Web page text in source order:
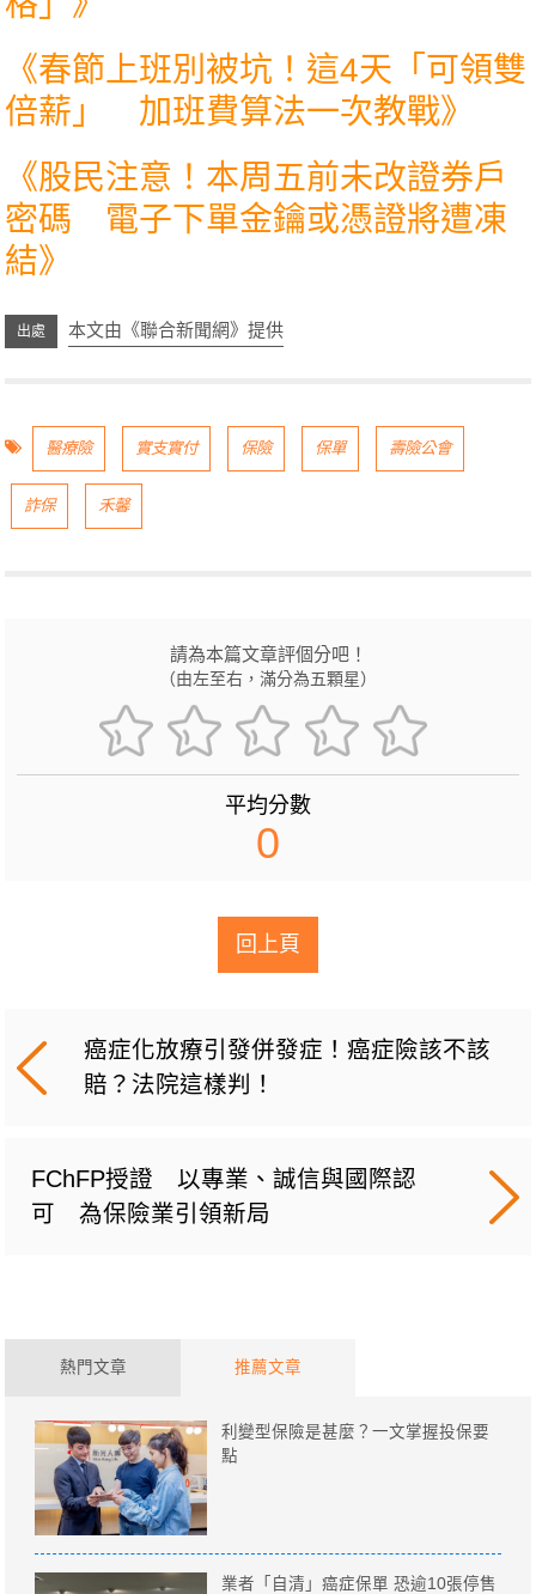
《春節上班別被坑！這4天「可領雙
倍薪」 加班費算法一次教戰》
《股民注意！本周五前未改證券戶
密碼 電子下單金鑰或憑證將遭凍
結》
本文由《聯合新聞網》提供
醫療險 實支實付 保險 保單 壽險公會
詐保 禾馨
請為本篇文章評個分吧！
（由左至右，滿分為五顆星）
平均分數
0
回上頁
癌症化放療引發併發症！癌症險該不該
賠？法院這樣判！
FChFP授證 以專業、誠信與國際認
可 為保險業引領新局
熱門文章 推薦文章
利變型保險是甚麼？一文掌握投保要
點
業者「自清」癌症保單 恐逾10張停售